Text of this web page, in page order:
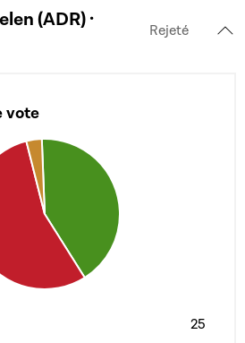
Motion 1 - M. Engelen (ADR) · Rejeté
vote
25